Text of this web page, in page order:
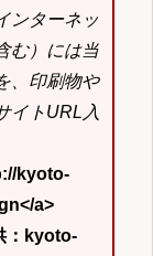
ンターネッ
む）には当
、印刷物や
イトURL入
kyoto-
a>
：kyoto-